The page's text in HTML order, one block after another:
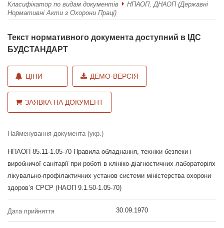
Класифікатор по видам документів
НПАОП, ДНАОП (Державні
Нормативні Акти з Охорони Праці)
Текст нормативного документа доступний в ІДС
БУДСТАНДАРТ
ЦІНИ ДЕМО-ВЕРСІЯ
ЗАЯВКА НА ДОКУМЕНТ
Найменування документа (укр.)
НПАОП 85.11-1.05-70 Правила обладнання, техніки безпеки і
виробничої санітарії при роботі в клініко-діагностичних лабораторіях
лікувально-профілактичних установ системи міністерства охорони
здоров’я СРСР (НАОП 9.1.50-1.05-70)
Дата прийняття 30.09.1970